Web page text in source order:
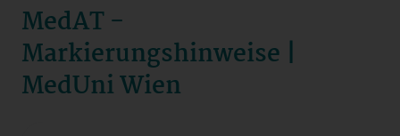
MedAT -
Markierungshinweise |
MedUni Wien